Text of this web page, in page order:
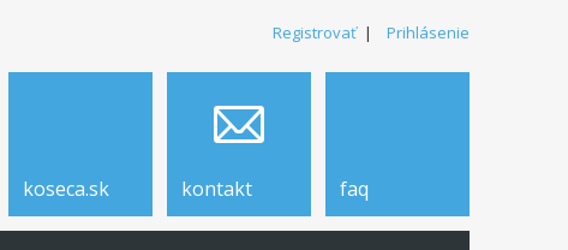
Registrovať| Prihlásenie
koseca.sk kontakt faq